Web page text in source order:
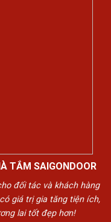
TẮM SAIGONDOOR
đối tác và khách hàng
giá trị gia tăng tiện ích,
lai tốt đẹp hơn!